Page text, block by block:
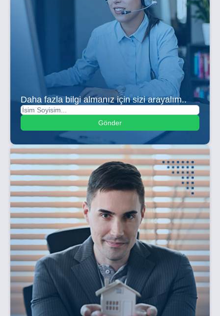
Daha fazla bilgi almanız için sizi arayalım..
Gönder